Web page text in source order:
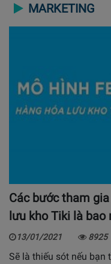
MARKETING
Các bước tham
lưu kho Tiki là bao
13/01/2021 8925
Sẽ là thiếu sót nếu